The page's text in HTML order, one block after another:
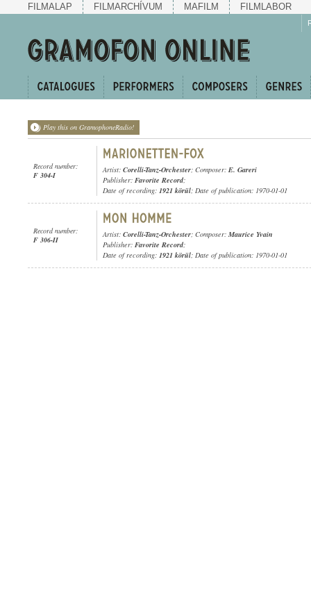
FILMALAP FILMARCHÍVUM MAFILM FILMLABOR
Play this on GramophoneRadio!
Record number:
F 304-I
Artist: Corelli-Tanz-Orchester; Composer: E. Gareri
Publisher: Favorite Record;
Date of recording: 1921 körül; Date of publication: 1970-01-01
Record number:
F 306-II
Artist: Corelli-Tanz-Orchester; Composer: Maurice Yvain
Publisher: Favorite Record;
Date of recording: 1921 körül; Date of publication: 1970-01-01